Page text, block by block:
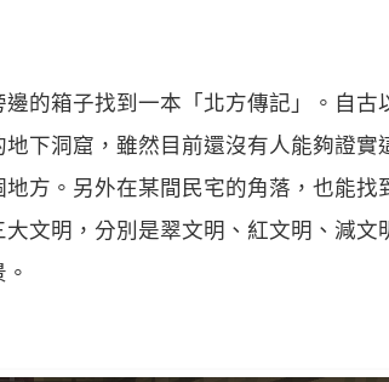
的箱子找到一本「北方傳記」。自古
下洞窟，雖然目前還沒有人能夠證實
方。另外在某間民宅的角落，也能找
文明，分別是翠文明、紅文明、減文